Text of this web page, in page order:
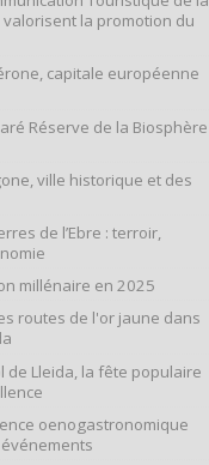
la promotion du
capitale européenne
Réserve de la Biosphère
ville historique et des
de l’Ebre : terroir,
millénaire en 2025
routes de l'or jaune dans
de Lleida, la fête populaire
oenogastronomique